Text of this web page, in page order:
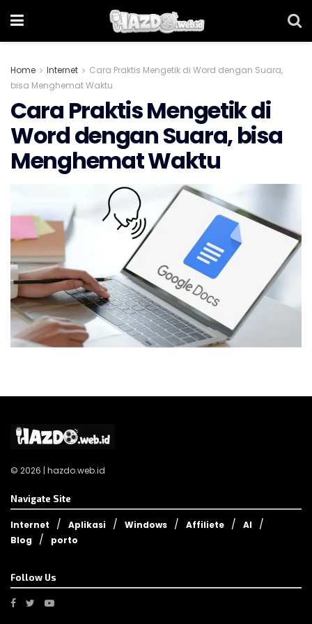
Home Internet
Cara Praktis Mengetik di Word dengan Suara,
bisa Menghemat Waktu
Cara Praktis Mengetik di
Word dengan Suara, bisa
Menghemat Waktu
© 2026 | hazdo.web.id
Navigate Site
Internet Aplikasi Windows Affiliete
AI
Blog
porto
Follow Us